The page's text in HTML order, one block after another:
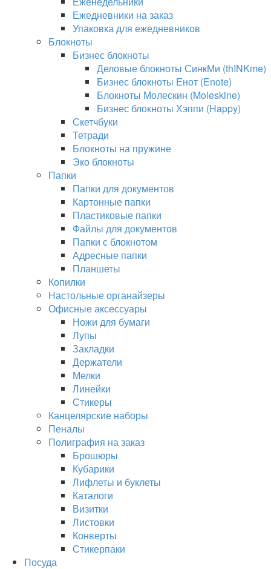
Ежедневники на заказ
Упаковка для ежедневников
Блокноты
Бизнес блокноты
Деловые блокноты СинкМи (thINKme)
Бизнес блокноты Енот (Enote)
Блокноты Молескин (Moleskine)
Бизнес блокноты Хэппи (Happy)
Скетчбуки
Тетради
Блокноты на пружине
Эко блокноты
Папки
Папки для документов
Картонные папки
Пластиковые папки
Файлы для документов
Папки с блокнотом
Адресные папки
Планшеты
Копилки
Настольные органайзеры
Офисные аксессуары
Ножи для бумаги
Лупы
Закладки
Держатели
Мелки
Линейки
Стикеры
Канцелярские наборы
Пеналы
Полиграфия на заказ
Брошюры
Кубарики
Лифлеты и буклеты
Каталоги
Визитки
Листовки
Конверты
Стикерпаки
Посуда